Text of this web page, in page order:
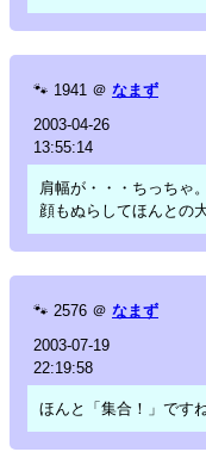
🐾 1941 ＠ なまず
2003-04-26
13:55:14
肩幅が・・・ちっちゃ。
顔もぬらしてほんとの
🐾 2576 ＠ なまず
2003-07-19
22:19:58
ほんと「集合！」です